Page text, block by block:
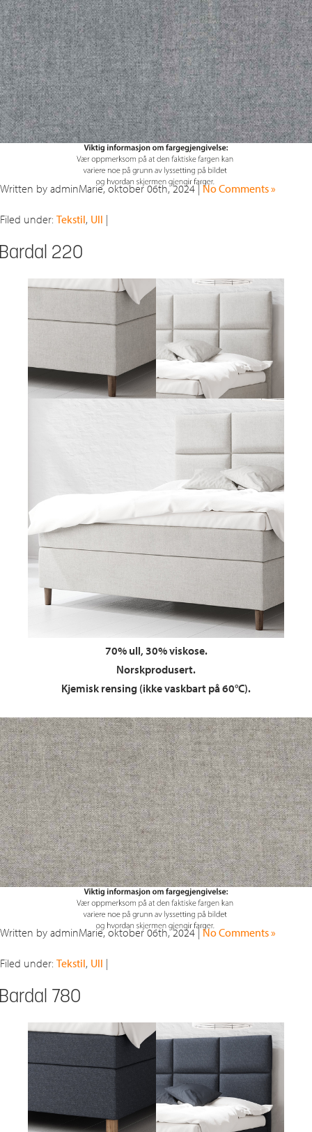
Written by adminMarie, oktober 06th, 2024 |No Comments »
Filed under: Tekstil, Ull |
220
70% ull, 30% viskose.
Norskprodusert.
Kjemisk rensing (ikke vaskbart på 60°C).
Written by adminMarie, oktober 06th, 2024 |No Comments »
Filed under: Tekstil, Ull |
780